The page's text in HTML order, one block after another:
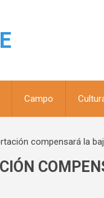
Campo
compensará la